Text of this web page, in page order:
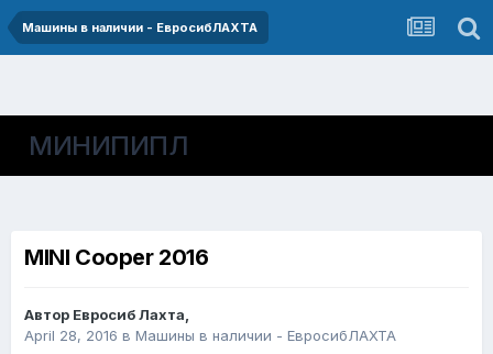
Машины в наличии - ЕвросибЛАХТА
МИНИПИПЛ
MINI Cooper 2016
Автор Евросиб Лахта,
April 28, 2016 в Машины в наличии - ЕвросибЛАХТА